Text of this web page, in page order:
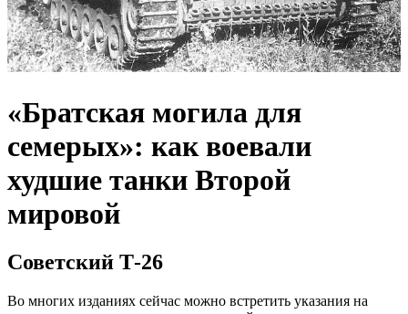
«Братская могила для
семерых»: как воевали
худшие танки Второй
мировой
Советский Т-26
Во многих изданиях сейчас можно встретить указания на